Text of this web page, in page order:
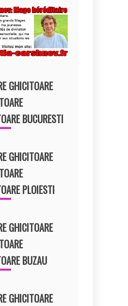
GHICITOARE
BUCURESTI
GHICITOARE
PLOIESTI
GHICITOARE
BUZAU
GHICITOARE